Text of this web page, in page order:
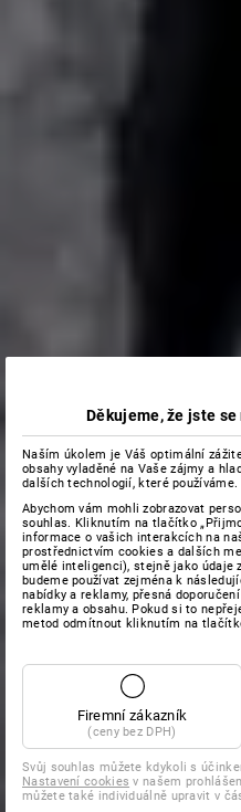
Děkujeme, že jste se
Naším úkolem je Váš optimální
obsahy vyladěné na Vaše zájmy a
dalších technologií, které používáme.
Abychom vám mohli zobrazovat
souhlas. Kliknutím na tlačítko
informace o vašich interakcích na
prostřednictvím cookies a dalších
umělé inteligenci), stejně jako údaje
budeme používat zejména k
nabídky a reklamy, přesná
reklamy a obsahu. Pokud si to
metod odmítnout kliknutím na
Firemní zákazník
(ceny bez DPH)
Svůj souhlas můžete kdykoli s
Nastavení cookies v našem
můžete také individuálně upravit v